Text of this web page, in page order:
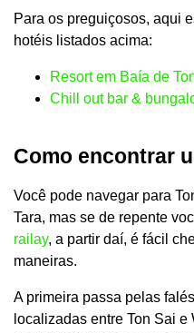
Para os preguiçosos, aqui
hotéis listados acima:
Resort em Baía de
Chill out bar &
Como encontrar
Você pode navegar para
Tara, mas se de repente
railay, a partir daí, é fácil
maneiras.
A primeira passa pelas
localizadas entre Ton Sai